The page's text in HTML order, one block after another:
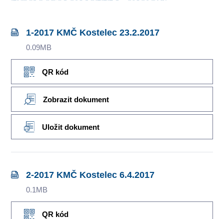
1-2017 KMČ Kostelec 23.2.2017
0.09MB
QR kód
Zobrazit dokument
Uložit dokument
2-2017 KMČ Kostelec 6.4.2017
0.1MB
QR kód